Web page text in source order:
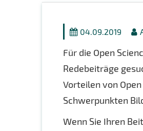
04.09.2019
Für die Open
Redebeiträge
Vorteilen von
Schwerpunkten
Wenn Sie Ihren